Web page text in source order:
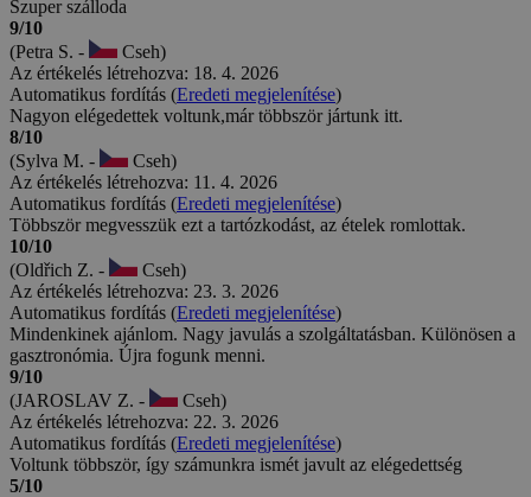
Szuper szálloda
9/10
(Petra S. -
Cseh)
Az értékelés létrehozva: 18. 4. 2026
Automatikus fordítás (Eredeti megjelenítése)
Nagyon elégedettek voltunk,már többször jártunk itt.
8/10
(Sylva M. -
Cseh)
Az értékelés létrehozva: 11. 4. 2026
Automatikus fordítás (Eredeti megjelenítése)
Többször megvesszük ezt a tartózkodást, az ételek romlottak.
10/10
(Oldřich Z. -
Cseh)
Az értékelés létrehozva: 23. 3. 2026
Automatikus fordítás (Eredeti megjelenítése)
Mindenkinek ajánlom. Nagy javulás a szolgáltatásban. Különösen a
gasztronómia. Újra fogunk menni.
9/10
(JAROSLAV Z. -
Cseh)
Az értékelés létrehozva: 22. 3. 2026
Automatikus fordítás (Eredeti megjelenítése)
Voltunk többször, így számunkra ismét javult az elégedettség
5/10